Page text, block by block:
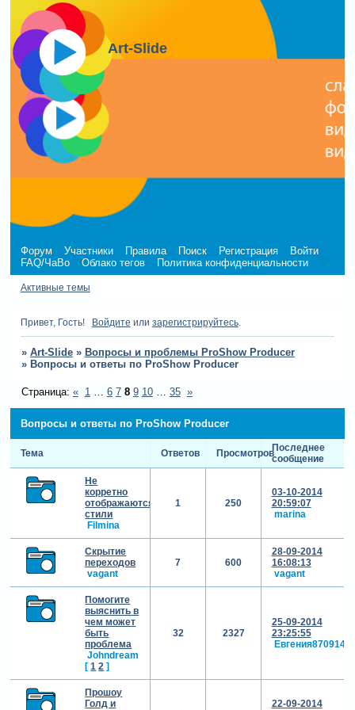
Art-Slide
Форум Участники Правила Поиск Регистрация
Войти
FAQ/ЧаВо
Облако тегов Политика конфиденциальности
Активные темы
Привет, Гость! Войдите или зарегистрируйтесь.
» Art-Slide » Вопросы и проблемы ProShow Producer
» Вопросы и ответы по ProShow Producer
Вопросы и ответы по ProShow Producer
Страница: « 1 … 6 7 8 9 10 … 35 »
Тема Ответов ПросмотровПоследнее
сообщение
Не
корретно
отображаются
стили
Filmina
1 250
03-10-2014
20:59:07
marina
Скрытие
переходов
vagant
7 600
28-09-2014
16:08:13
vagant
Помогите
выяснить в
чем может
быть
проблема
Johndream
[ 1 2 ]
32 2327
25-09-2014
23:25:55
Евгения870914
Прошоу
Голд и
22-09-2014